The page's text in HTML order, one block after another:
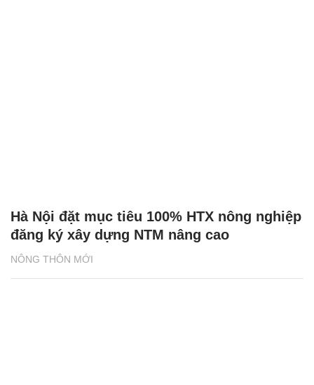
NÔNG THÔN MỚI
Hà Nội đặt mục tiêu 100% HTX nông nghiệp
đăng ký xây dựng NTM nâng cao